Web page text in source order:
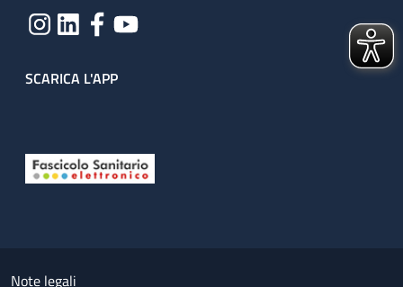
SCARICA L'APP
Small prints
Note legali